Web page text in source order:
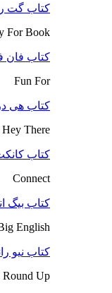
کتاب گت
For Book
کتاب فان
Fun For
کتاب هی در
Hey There
کتاب
Connect
کتاب بیگ
English
کتاب نیو
Round Up